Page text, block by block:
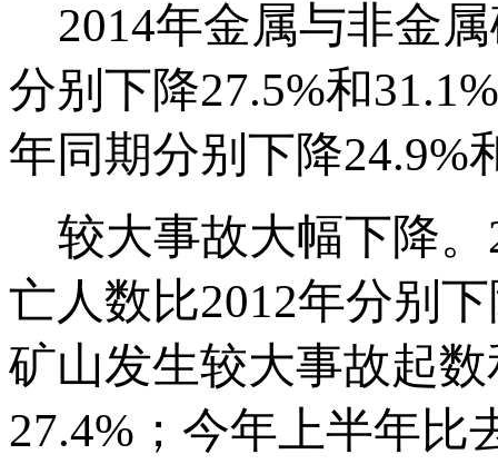
2014年金属与非金
分别下降27.5%和
年同期分别下降24.9%
较大事故大幅下降。
亡人数比2012年分别
矿山发生较大事故起
27.4%；今年上半年比